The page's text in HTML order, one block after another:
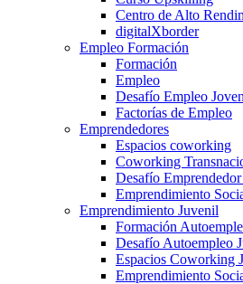
Centro de Alto
digitalXborder
Empleo Formación
Formación
Empleo
Desafío Empleo Joven
Factorías de Empleo
Emprendedores
Espacios coworking
Coworking
Desafío
Emprendimiento
Emprendimiento Juvenil
Formación
Desafío Autoempleo
Espacios Coworking
Emprendimiento